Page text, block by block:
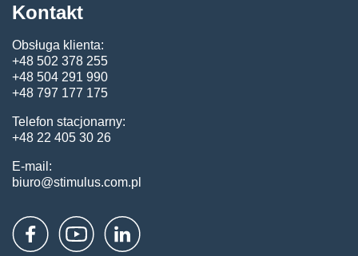
Kontakt
Obsługa klienta:
+48 502 378 255
+48 504 291 990
+48 797 177 175
Telefon stacjonarny:
+48 22 405 30 26
E-mail:
biuro@stimulus.com.pl